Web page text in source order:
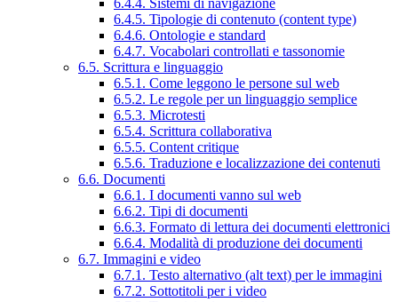
6.4.5. Tipologie di contenuto (content type)
6.4.6. Ontologie e standard
6.4.7. Vocabolari controllati e tassonomie
6.5. Scrittura e linguaggio
6.5.1. Come leggono le persone sul web
6.5.2. Le regole per un linguaggio semplice
6.5.3. Microtesti
6.5.4. Scrittura collaborativa
6.5.5. Content critique
6.5.6. Traduzione e localizzazione dei contenuti
6.6. Documenti
6.6.1. I documenti vanno sul web
6.6.2. Tipi di documenti
6.6.3. Formato di lettura dei documenti elettronici
6.6.4. Modalità di produzione dei documenti
6.7. Immagini e video
6.7.1. Testo alternativo (alt text) per le immagini
6.7.2. Sottotitoli per i video